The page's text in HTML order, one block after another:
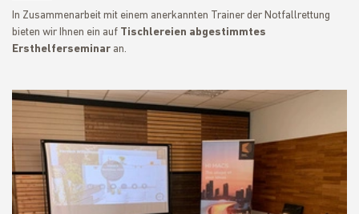
In Zusammenarbeit mit einem anerkannten Trainer der Notfallrettung
bieten wir Ihnen ein auf Tischlereien abgestimmtes
Ersthelferseminar an.